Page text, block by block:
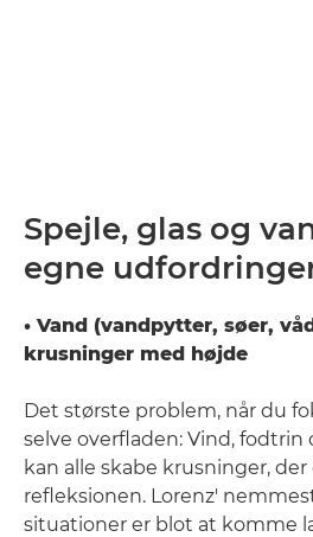
Spejle, glas og
egne
• Vand (vandpytter, søer,
krusninger med højde
Det største problem, når du
selve overfladen: Vind, fodtrin
kan alle skabe krusninger,
refleksionen. Lorenz'
situationer er blot at komme